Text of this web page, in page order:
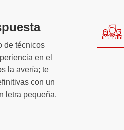
de técnicos
en el
la avería; te
con un
letra pequeña.